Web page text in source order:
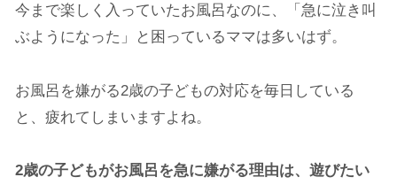
今まで楽しく入っていたお風呂なのに、「急に泣き叫
ぶようになった」と困っているママは多いはず。
お風呂を嫌がる2歳の子どもの対応を毎日している
と、疲れてしまいますよね。
2歳の子どもがお風呂を急に嫌がる理由は、遊びたい